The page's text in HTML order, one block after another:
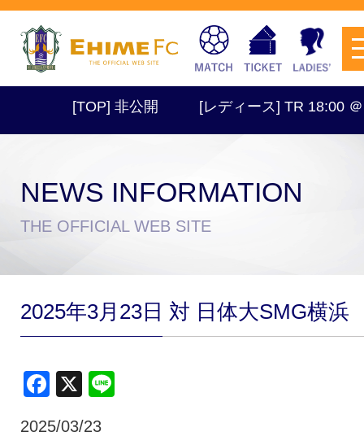
クラブ・会社情報
チケットを購入
[TOP] 非公開 [レディース] TR 18:00 ＠
NEWS INFORMATION
THE OFFICIAL WEB SITE
2025年3月23日 対 日体大SMG横浜
Facebook
X
2025/03/23